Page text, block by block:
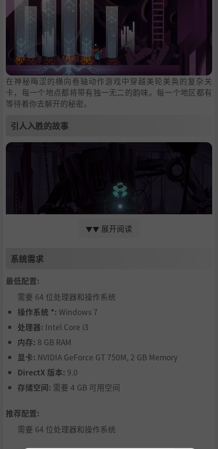
在神秘晦涩的横向卷轴动作游戏中穿越美轮美奂的复杂关
卡，每一个地点都将带有独一无二的韵味。每一个地区都有
等待着你去解开的秘密。
引人入胜的故事
在搜寻真相的同时了解高塔之中的其他居民。洞悉他们的过
往与回忆，帮助他们得到解脱。
▼▼ 展开阅读
系统需求
最低配置:
需要 64 位处理器和操作系统
操作系统 *: Windows 7
处理器: Intel Core i3
内存: 8 GB RAM
显卡: NVIDIA GeForce GT 750M, 2 GB Memory
DirectX 版本: 9.0
存储空间: 需要 4 GB 可用空间
推荐配置:
需要 64 位处理器和操作系统